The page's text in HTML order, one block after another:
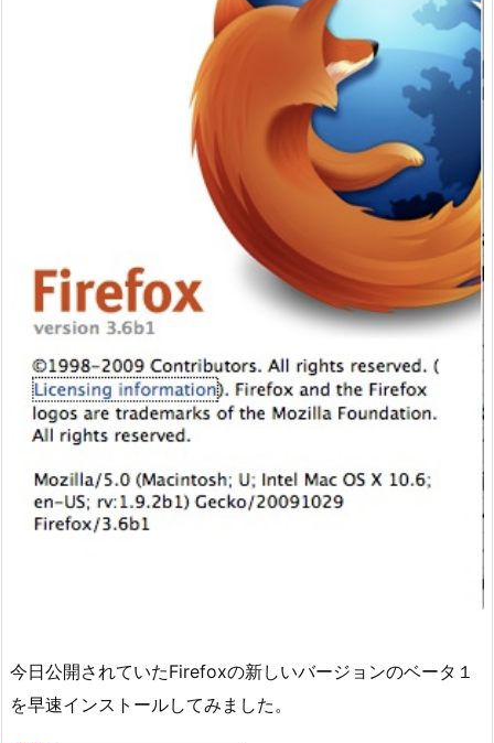
今日公開されていたFirefoxの新しいバージョンのベータ１
を早速インストールしてみました。